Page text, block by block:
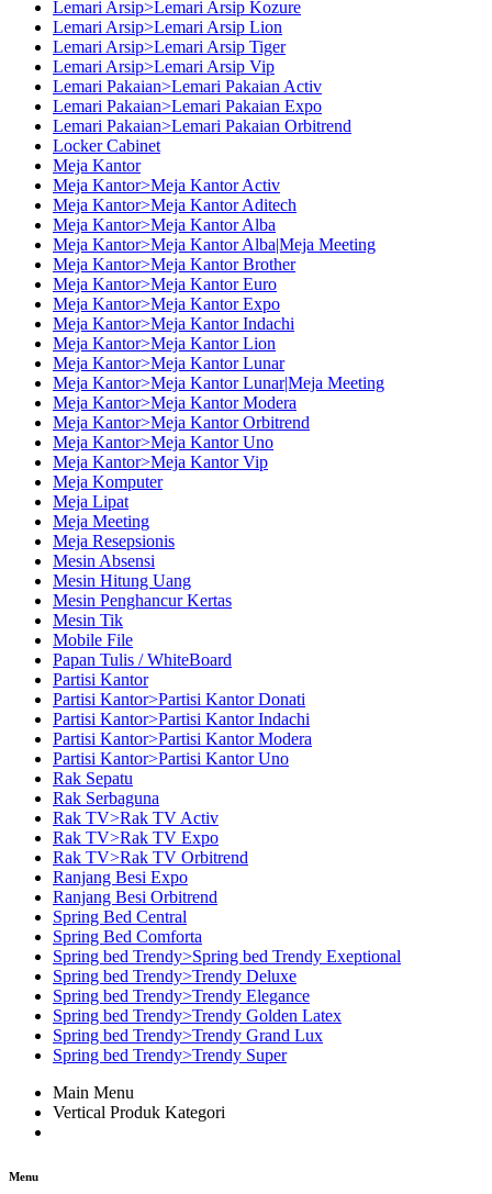
Lemari Arsip>Lemari Arsip Kozure
Lemari Arsip>Lemari Arsip Lion
Lemari Arsip>Lemari Arsip Tiger
Lemari Arsip>Lemari Arsip Vip
Lemari Pakaian>Lemari Pakaian Activ
Lemari Pakaian>Lemari Pakaian Expo
Lemari Pakaian>Lemari Pakaian Orbitrend
Locker Cabinet
Meja Kantor
Meja Kantor>Meja Kantor Activ
Meja Kantor>Meja Kantor Aditech
Meja Kantor>Meja Kantor Alba
Meja Kantor>Meja Kantor Alba|Meja Meeting
Meja Kantor>Meja Kantor Brother
Meja Kantor>Meja Kantor Euro
Meja Kantor>Meja Kantor Expo
Meja Kantor>Meja Kantor Indachi
Meja Kantor>Meja Kantor Lion
Meja Kantor>Meja Kantor Lunar
Meja Kantor>Meja Kantor Lunar|Meja Meeting
Meja Kantor>Meja Kantor Modera
Meja Kantor>Meja Kantor Orbitrend
Meja Kantor>Meja Kantor Uno
Meja Kantor>Meja Kantor Vip
Meja Komputer
Meja Lipat
Meja Meeting
Meja Resepsionis
Mesin Absensi
Mesin Hitung Uang
Mesin Penghancur Kertas
Mesin Tik
Mobile File
Papan Tulis / WhiteBoard
Partisi Kantor
Partisi Kantor>Partisi Kantor Donati
Partisi Kantor>Partisi Kantor Indachi
Partisi Kantor>Partisi Kantor Modera
Partisi Kantor>Partisi Kantor Uno
Rak Sepatu
Rak Serbaguna
Rak TV>Rak TV Activ
Rak TV>Rak TV Expo
Rak TV>Rak TV Orbitrend
Ranjang Besi Expo
Ranjang Besi Orbitrend
Spring Bed Central
Spring Bed Comforta
Spring bed Trendy>Spring bed Trendy Exeptional
Spring bed Trendy>Trendy Deluxe
Spring bed Trendy>Trendy Elegance
Spring bed Trendy>Trendy Golden Latex
Spring bed Trendy>Trendy Grand Lux
Spring bed Trendy>Trendy Super
Main Menu
Vertical Produk Kategori
Menu